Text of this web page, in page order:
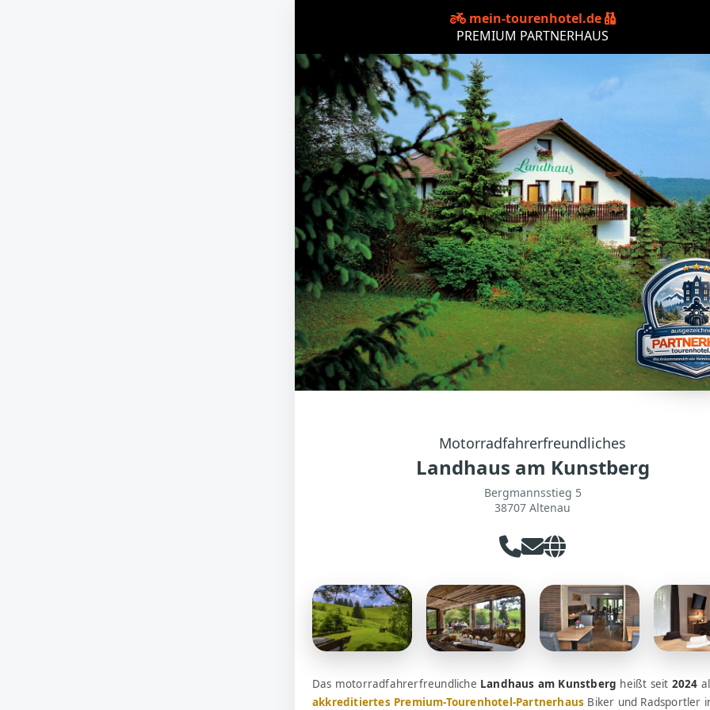
mein-tourenhotel.de
PREMIUM PARTNERHAUS
Motorradfahrerfreundliches
Landhaus am Kunstberg
Bergmannsstieg 5
38707 Altenau
Das motorradfahrerfreundliche Landhaus am Kunstberg heißt seit 2024
akkreditiertes Premium-Tourenhotel-Partnerhaus Biker und Radsportler